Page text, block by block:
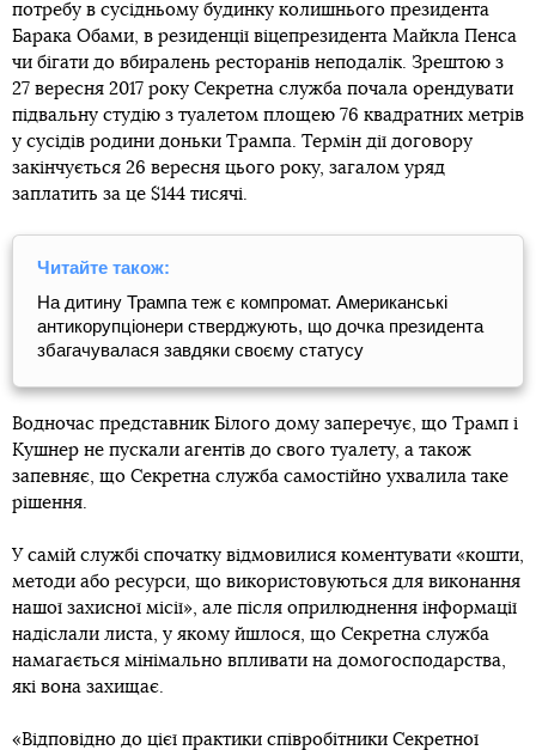
потребу в сусідньому будинку колишнього президента
Барака Обами, в резиденції віцепрезидента Майкла Пенса
чи бігати до вбиралень ресторанів неподалік. Зрештою з
27 вересня 2017 року Секретна служба почала орендувати
підвальну студію з туалетом площею 76 квадратних метрів
у сусідів родини доньки Трампа. Термін дії договору
закінчується 26 вересня цього року, загалом уряд
заплатить за це $144 тисячі.
Читайте також:
На дитину Трампа теж є компромат. Американські
антикорупціонери стверджують, що дочка президента
збагачувалася завдяки своєму статусу
Водночас представник Білого дому заперечує, що Трамп і
Кушнер не пускали агентів до свого туалету, а також
запевняє, що Секретна служба самостійно ухвалила таке
рішення.
У самій службі спочатку відмовилися коментувати «кошти,
методи або ресурси, що використовуються для виконання
нашої захисної місії», але після оприлюднення інформації
надіслали листа, у якому йшлося, що Секретна служба
намагається мінімально впливати на домогосподарства,
які вона захищає.
«Відповідно до цієї практики співробітники Секретної